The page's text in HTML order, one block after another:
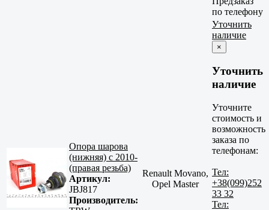
по телефону
Опора шарова
(нижняя) с 2010-
(правая резьба)
Артикул:
JBJ817
Производитель:
Renault Movano,
Opel Master
Уточнить
наличие
×
Уточнить
наличие
Уточните
стоимость и
возможность
заказа по
телефонам:
Тел:
+38(099)252
33 32
Тел: